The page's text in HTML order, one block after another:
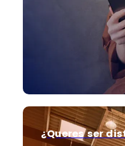
¿Queres ser